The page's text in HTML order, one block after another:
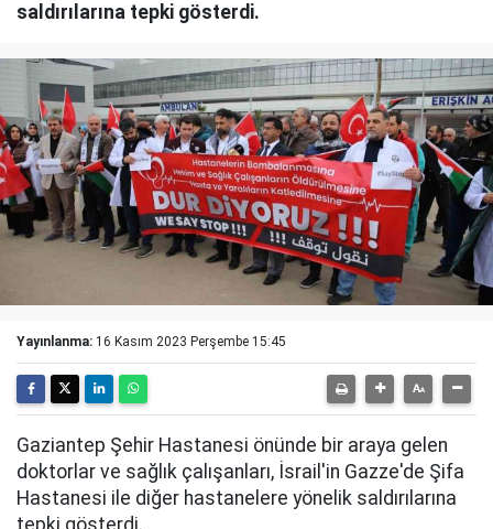
saldırılarına tepki gösterdi.
Yayınlanma: 16 Kasım 2023 Perşembe 15:45
Gaziantep Şehir Hastanesi önünde bir araya gelen
doktorlar ve sağlık çalışanları, İsrail'in Gazze'de Şifa
Hastanesi ile diğer hastanelere yönelik saldırılarına
tepki gösterdi.